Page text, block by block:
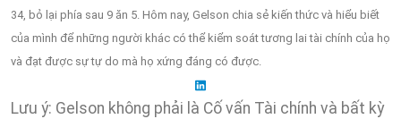
34, bỏ lại phía sau 9 ăn 5. Hôm nay, Gelson chia sẻ kiến thức và hiểu biết
của mình để những người khác có thể kiểm soát tương lai tài chính của họ
và đạt được sự tự do mà họ xứng đáng có được.
Lưu ý: Gelson không phải là Cố vấn Tài chính và bất kỳ